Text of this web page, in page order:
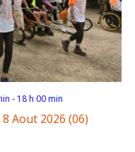
Aout 2026 (06)
- 18 h 00 min